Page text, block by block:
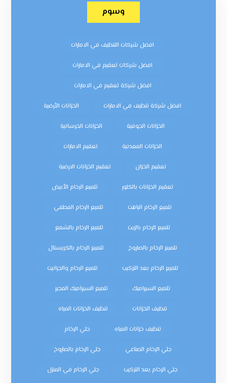
وسوم
افضل شركات التنظيف في الامارات
افضل شركات تعقيم في الامارات
افضل شركة تعقيم في الامارات
افضل شركة تنظيف في الامارات الخزانات الأرضية
الخزانات الجوفية الخزانات الخرسانية
الخزانات المعدنية تعقيم الامارات
تعقيم الخزان تعقيم الخزانات الارضية
تعقيم الخزانات بالكلور تلميع الرخام الأبيض
تلميع الرخام الباهت تلميع الرخام المطفي
تلميع الرخام بالزيت تلميع الرخام بالشمع
تلميع الرخام بالصاروخ تلميع الرخام بالكريستال
تلميع الرخام بعد التركيب تلميع الرخام والجرانيت
تلميع السيراميك تلميع السيراميك المجير
تنظيف الخزانات تنظيف الخزانات المياه
تنظيف خزانات المياه جلي الرخام
جلي الرخام الصناعي جلي الرخام بالصاروخ
جلي الرخام بعد التركيب جلي الرخام في المنزل